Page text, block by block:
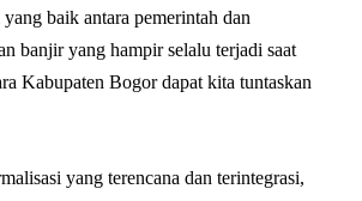
baik antara pemerintah dan
banjir yang hampir selalu terjadi saat
Kabupaten Bogor dapat kita tuntaskan
yang terencana dan terintegrasi,